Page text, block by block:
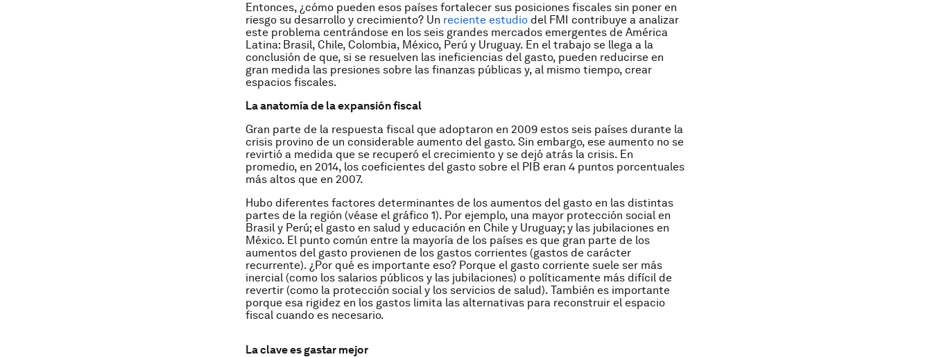
Entonces, ¿cómo pueden esos países fortalecer sus posiciones fiscales sin poner en
riesgo su desarrollo y crecimiento? Un reciente estudio del FMI contribuye a analizar
este problema centrándose en los seis grandes mercados emergentes de América
Latina: Brasil, Chile, Colombia, México, Perú y Uruguay. En el trabajo se llega a la
conclusión de que, si se resuelven las ineficiencias del gasto, pueden reducirse en
gran medida las presiones sobre las finanzas públicas y, al mismo tiempo, crear
espacios fiscales.
La anatomía de la expansión fiscal
Gran parte de la respuesta fiscal que adoptaron en 2009 estos seis países durante la
crisis provino de un considerable aumento del gasto. Sin embargo, ese aumento no se
revirtió a medida que se recuperó el crecimiento y se dejó atrás la crisis. En
promedio, en 2014, los coeficientes del gasto sobre el PIB eran 4 puntos porcentuales
más altos que en 2007.
Hubo diferentes factores determinantes de los aumentos del gasto en las distintas
partes de la región (véase el gráfico 1). Por ejemplo, una mayor protección social en
Brasil y Perú; el gasto en salud y educación en Chile y Uruguay; y las jubilaciones en
México. El punto común entre la mayoría de los países es que gran parte de los
aumentos del gasto provienen de los gastos corrientes (gastos de carácter
recurrente). ¿Por qué es importante eso? Porque el gasto corriente suele ser más
inercial (como los salarios públicos y las jubilaciones) o políticamente más difícil de
revertir (como la protección social y los servicios de salud). También es importante
porque esa rigidez en los gastos limita las alternativas para reconstruir el espacio
fiscal cuando es necesario.
La clave es gastar mejor